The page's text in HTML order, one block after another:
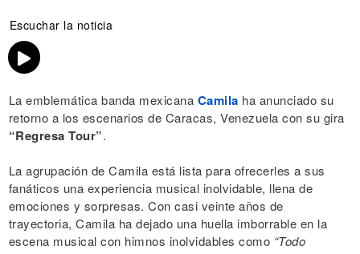
Escuchar la noticia
La emblemática banda mexicana Camila ha anunciado su
retorno a los escenarios de Caracas, Venezuela con su gira
“Regresa Tour”.
La agrupación de Camila está lista para ofrecerles a sus
fanáticos una experiencia musical inolvidable, llena de
emociones y sorpresas. Con casi veinte años de
trayectoria, Camila ha dejado una huella imborrable en la
escena musical con himnos inolvidables como “Todo